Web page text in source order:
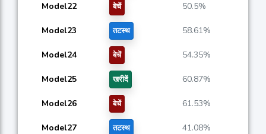
Model22 बेचें 50.5%
Model23 तटस्थ 58.61%
Model24 बेचें 54.35%
Model25 खरीदें 60.87%
Model26 बेचें 61.53%
Model27 तटस्थ 41.08%